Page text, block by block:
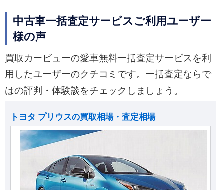
中古車一括査定サービスご利用ユーザー
様の声
買取カービューの愛車無料一括査定サービスを利
用したユーザーのクチコミです。一括査定ならで
はの評判・体験談をチェックしましょう。
トヨタ プリウスの買取相場・査定相場